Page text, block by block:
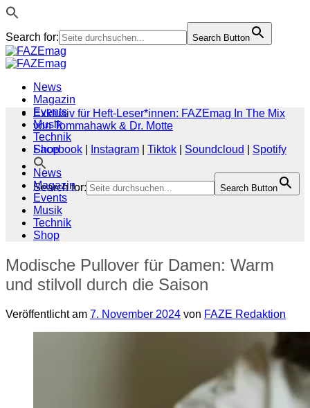
Search for: Search Button
Zum
Inhalt
News
Magazin
Events
Musik
Technik
Shop
Search for: Search Button
Exklusiv für Heft-Leser*innen: FAZEmag In The Mix
von Tommahawk & Dr. Motte
Facebook
Instagram Tiktok Soundcloud
Spotify
News
Magazin
Events
Musik
Technik
Shop
Modische Pullover für Damen: Warm
und stilvoll durch die Saison
Veröffentlicht am 7. November 2024 von FAZE Redaktion